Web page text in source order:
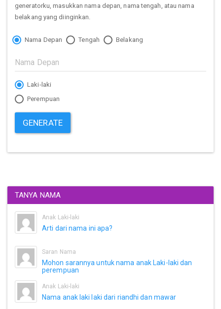
generatorku, masukkan nama depan, nama tengah, atau nama
belakang yang diinginkan.
Nama Depan Tengah Belakang
Laki-laki
Perempuan
GENERATE
TANYA NAMA
Anak Laki-laki
Arti dari nama ini apa?
Saran Nama
Mohon sarannya untuk nama anak Laki-laki dan
perempuan
Anak Laki-laki
Nama anak laki laki dari riandhi dan mawar